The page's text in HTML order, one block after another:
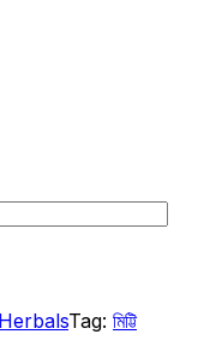
Tag: মিট্টি